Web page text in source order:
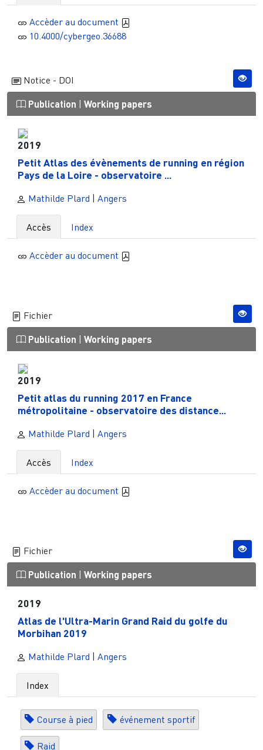
Accèder au document
10.4000/cybergeo.36688
Notice - DOI
Publication Working papers
2019
Petit Atlas des évènements de running en région
Pays de la Loire - observatoire ...
Mathilde Plard Angers
Accès Index
Accèder au document
Fichier
Publication Working papers
2019
Petit atlas du running 2017 en France
métropolitaine - observatoire des distance...
Mathilde Plard Angers
Accès Index
Accèder au document
Fichier
Publication Working papers
2019
Atlas de l'Ultra-Marin Grand Raid du golfe du
Morbihan 2019
Mathilde Plard | Angers
Index
Course à pied événement sportif
Raid